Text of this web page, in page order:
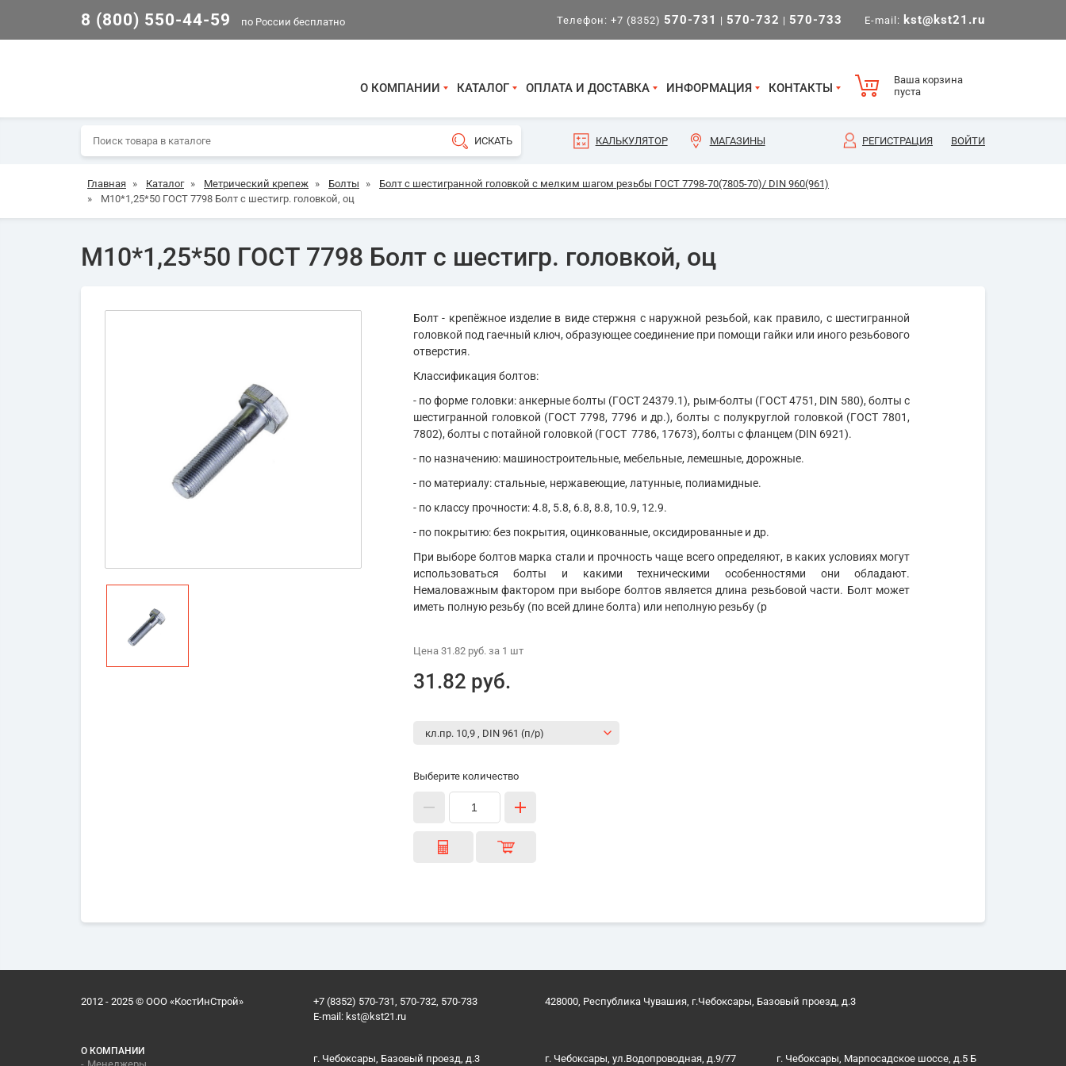
8 (800) 550-44-59 по России бесплатно Телефон: +7 (8352) 570-731 | 570-732 | 570-733 E-mail: kst@kst21.ru
О КОМПАНИИ КАТАЛОГ ОПЛАТА И ДОСТАВКА ИНФОРМАЦИЯ КОНТАКТЫ
Ваша корзина
пуста
КАЛЬКУЛЯТОР МАГАЗИНЫ РЕГИСТРАЦИЯ ВОЙТИ
Главная » Каталог » Метрический крепеж » Болты »
Болт с шестигранной головкой с мелким шагом резьбы ГОСТ 7798-70(7805-70)/ DIN 960(961)
»
М10*1,25*50 ГОСТ 7798 Болт с шестигр. головкой, оц
М10*1,25*50 ГОСТ 7798 Болт с шестигр. головкой, оц
Болт - крепёжное изделие в виде стержня с наружной резьбой, как правило, с шестигранной
головкой под гаечный ключ, образующее соединение при помощи гайки или иного резьбового
отверстия.
Классификация болтов:
- по форме головки: анкерные болты (ГОСТ 24379.1), рым-болты (ГОСТ 4751, DIN 580), болты с
шестигранной головкой (ГОСТ 7798, 7796 и др.), болты с полукруглой головкой (ГОСТ 7801,
7802), болты с потайной головкой (ГОСТ 7786, 17673), болты с фланцем (DIN 6921).
- по назначению: машиностроительные, мебельные, лемешные, дорожные.
- по материалу: стальные, нержавеющие, латунные, полиамидные.
- по классу прочности: 4.8, 5.8, 6.8, 8.8, 10.9, 12.9.
- по покрытию: без покрытия, оцинкованные, оксидированные и др.
При выборе болтов марка стали и прочность чаще всего определяют, в каких условиях могут
использоваться болты и какими техническими особенностями они обладают.
Немаловажным фактором при выборе болтов является длина резьбовой части. Болт может
иметь полную резьбу (по всей длине болта) или неполную резьбу (р
Цена 31.82 руб.за 1 шт
31.82 руб.
Выберите количество
2012 - 2025 © ООО «КостИнСтрой»
+7 (8352) 570-731, 570-732, 570-733
E-mail: kst@kst21.ru
428000, Республика Чувашия, г.Чебоксары, Базовый проезд, д.3
О КОМПАНИИ
г. Чебоксары, Базовый проезд, д.3 г. Чебоксары, ул.Водопроводная, д.9/77 г. Чебоксары, Марпосадское шоссе, д.5 Б